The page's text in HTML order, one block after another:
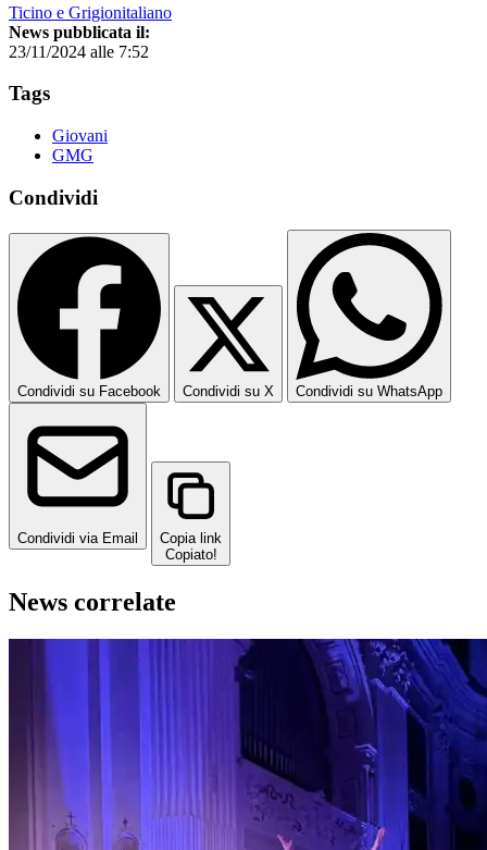
Ticino e Grigionitaliano
News pubblicata il:
23/11/2024 alle 7:52
Tags
Giovani
GMG
Condividi
Condividi su Facebook Condividi su X Condividi su WhatsApp
Condividi via Email
Copia link
Copiato!
News correlate